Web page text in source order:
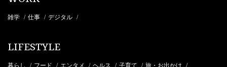
雑学 / 仕事 / デジタル /
LIFESTYLE
暮らし / フード / エンタメ / ヘルス / 子育て / 旅・お出かけ /